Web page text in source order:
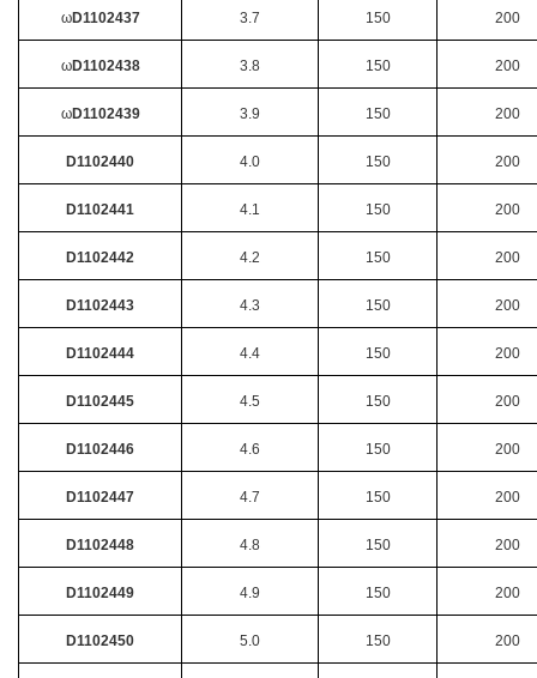
ωD1102437 3.7 150 200
ωD1102438 3.8 150 200
ωD1102439 3.9 150 200
D1102440 4.0 150 200
D1102441 4.1 150 200
D1102442 4.2 150 200
D1102443 4.3 150 200
D1102444 4.4 150 200
D1102445 4.5 150 200
D1102446 4.6 150 200
D1102447 4.7 150 200
D1102448 4.8 150 200
D1102449 4.9 150 200
D1102450 5.0 150 200